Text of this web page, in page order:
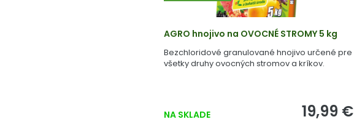
AGRO hnojivo na OVOCNÉ STROMY 5 kg
Bezchloridové granulované hnojivo určené pre
všetky druhy ovocných stromov a kríkov.
NA SKLADE 19,99 €